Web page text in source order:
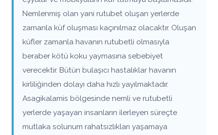
Nemlenmiş olan yani rutubet oluşan yerlerde
zamanla küf oluşması kaçınılmaz olacaktır. Oluşan
küfler zamanla havanın rutubetli olmasıyla
beraber kötü koku yaymasına sebebiyet
verecektir. Bütün bulaşıcı hastalıklar havanın
kirliliğinden dolayı daha hızlı yayılmaktadır.
Asagikalamis bölgesinde nemli ve rutubetli
yerlerde yaşayan insanların ilerleyen süreçte
mutlaka solunum rahatsızlıkları yaşamaya